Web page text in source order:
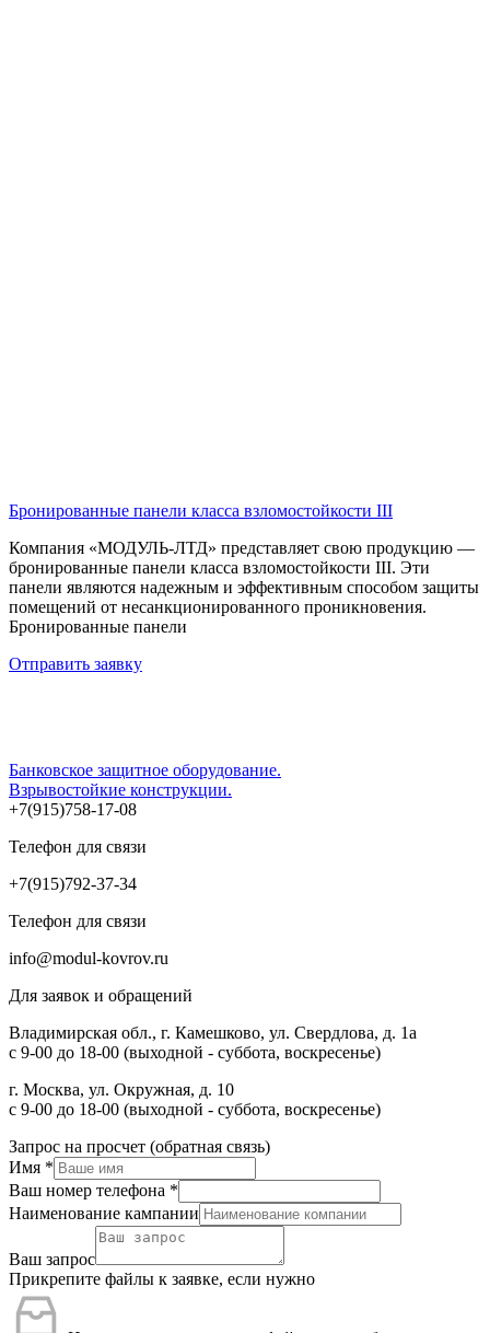
Бронированные панели класса взломостойкости III
Компания «МОДУЛЬ-ЛТД» представляет свою продукцию —
бронированные панели класса взломостойкости III. Эти
панели являются надежным и эффективным способом защиты
помещений от несанкционированного проникновения.
Бронированные панели
Отправить заявку
Банковское защитное оборудование.
Взрывостойкие конструкции.
+7(915)758-17-08
Телефон для связи
+7(915)792-37-34
Телефон для связи
info@modul-kovrov.ru
Для заявок и обращений
Владимирская обл., г. Камешково, ул. Свердлова, д. 1а
с 9-00 до 18-00 (выходной - суббота, воскресенье)
г. Москва, ул. Окружная, д. 10
с 9-00 до 18-00 (выходной - суббота, воскресенье)
Запрос на просчет (обратная связь)
Имя *
Ваш номер телефона *
Наименование кампании
Ваш запрос
Прикрепите файлы к заявке, если нужно